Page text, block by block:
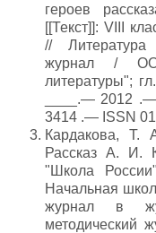
героев
[[Текст]]: VIII
// Литература
журнал /
литературы";
____.— 2012
3414 .— ISSN
Кардакова, Т.
Рассказ А. И.
"Школа
Начальная
журнал в
методический